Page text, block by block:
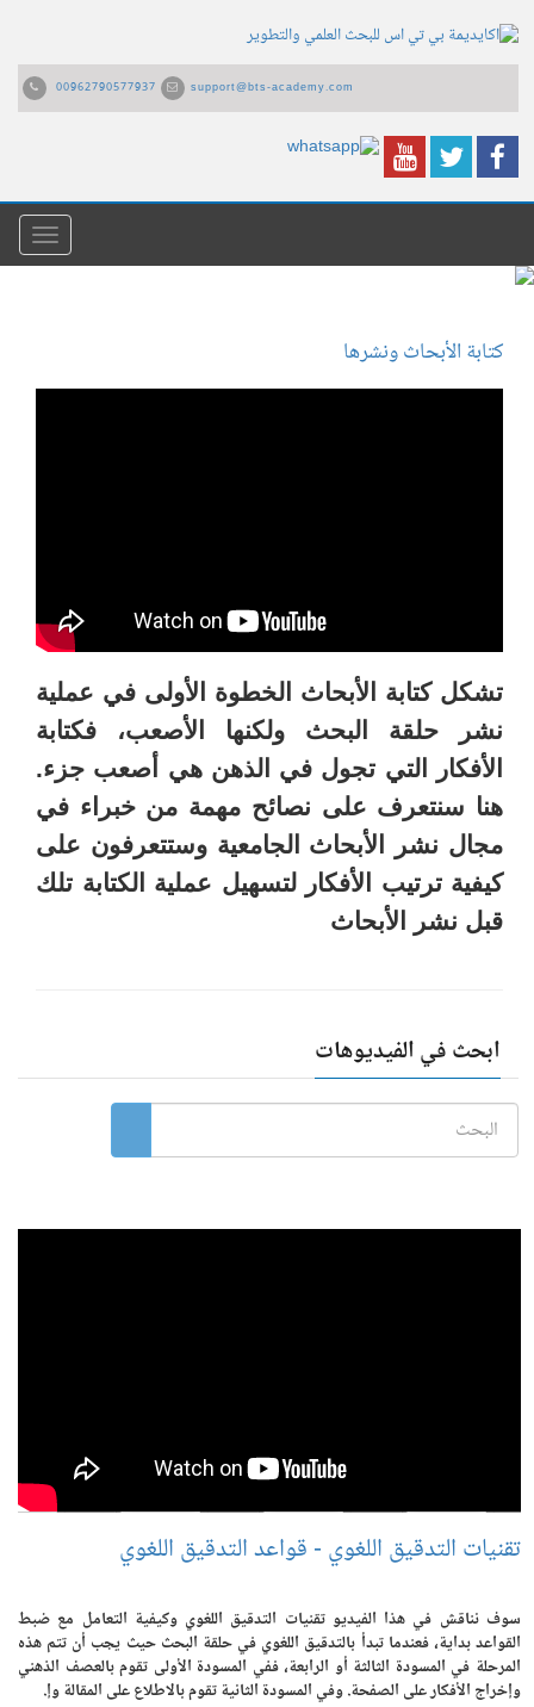
00962790577937 support@bts-academy.com
القائمة
كتابة الأبحاث ونشرها
تشكل كتابة الأبحاث الخطوة الأولى في عملية
نشر حلقة البحث ولكنها الأصعب، فكتابة
الأفكار التي تجول في الذهن هي أصعب جزء.
هنا سنتعرف على نصائح مهمة من خبراء في
مجال نشر الأبحاث الجامعية وستتعرفون على
كيفية ترتيب الأفكار لتسهيل عملية الكتابة تلك
قبل نشر الأبحاث
ابحث في الفيديوهات
تقنيات التدقيق اللغوي - قواعد التدقيق اللغوي
سوف نناقش في هذا الفيديو تقنيات التدقيق اللغوي وكيفية التعامل مع ضبط
القواعد بداية، فعندما تبدأ بالتدقيق اللغوي في حلقة البحث حيث يجب أن تتم هذه
المرحلة في المسودة الثالثة أو الرابعة، ففي المسودة الأولى تقوم بالعصف الذهني
وإخراج الأفكار على الصفحة. وفي المسودة الثانية تقوم بالاطلاع على المقالة وإ.